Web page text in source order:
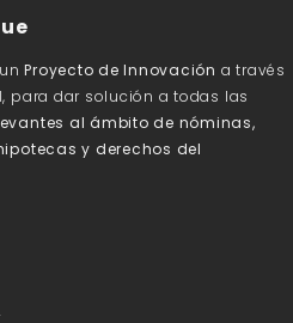
unProyecto de Innovación a través
para dar solución a todas las
al ámbito de nóminas,
y derechos del